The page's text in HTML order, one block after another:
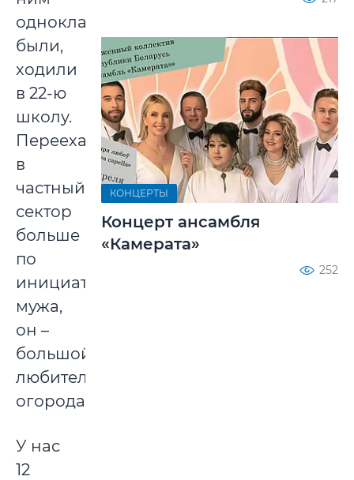
одноклассниками
были,
ходили
в 22-ю
школу.
Переехали
в
частный
сектор
больше
по
инициативе
мужа,
он –
большой
любитель
огорода.
У нас
12
КОНЦЕРТЫ
Концерт ансамбля
«Камерата»
252